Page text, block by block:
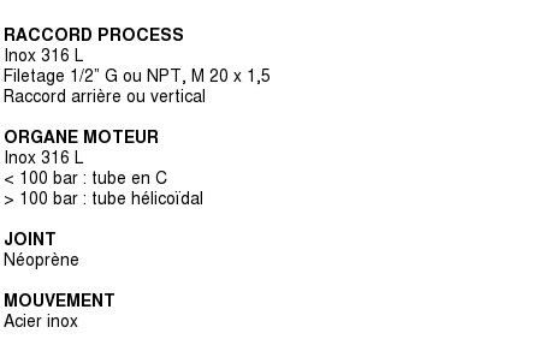
RACCORD PROCESS
Inox 316 L
Filetage 1/2” G ou NPT, M 20 x 1,5
Raccord arrière ou vertical
ORGANE MOTEUR
Inox 316 L
< 100 bar : tube en C
> 100 bar : tube hélicoïdal
JOINT
Néoprène
MOUVEMENT
Acier inox